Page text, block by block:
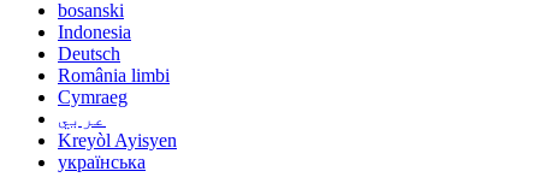
bosanski
Indonesia
Deutsch
România limbi
Cymraeg
عربي
Kreyòl Ayisyen
українська